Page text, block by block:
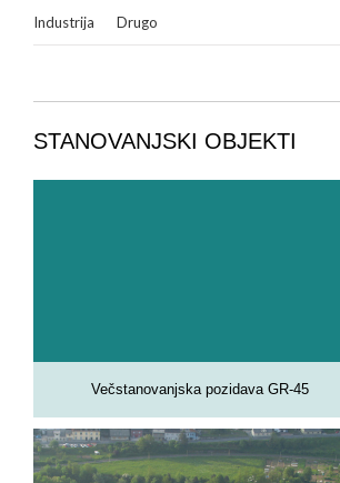
Industrija Drugo
STANOVANJSKI OBJEKTI
Večstanovanjska pozidava GR-45